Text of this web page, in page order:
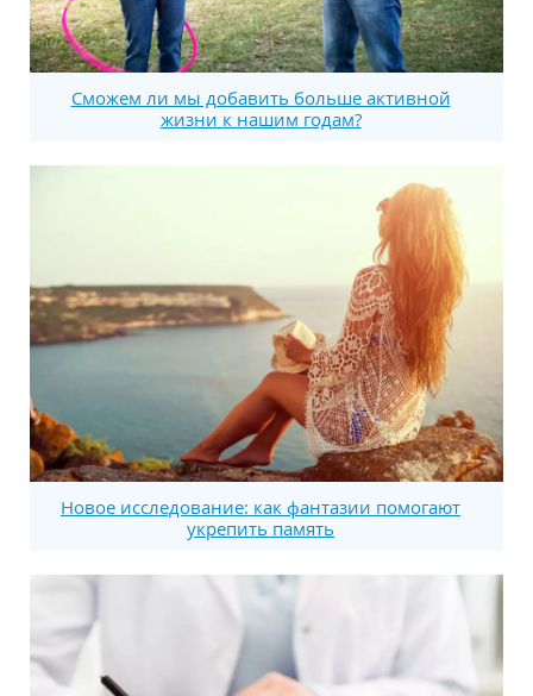
Сможем ли мы добавить больше активной
жизни к нашим годам?
Новое исследование: как фантазии помогают
укрепить память